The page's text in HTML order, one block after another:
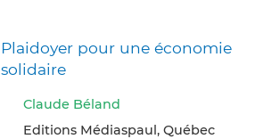
Plaidoyer pour une économie
solidaire
Claude Béland
Editions Médiaspaul, Québec